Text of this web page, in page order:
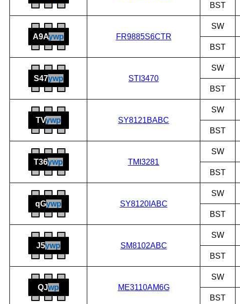
BST
A9Aywp FR9885S6CTR
SW
BST
S47ywp STI3470
SW
BST
TVywp SY8121BABC
SW
BST
T36ywp TMI3281
SW
BST
qGywp SY8120IABC
SW
BST
J5ywp SM8102ABC
SW
BST
QJwp ME3110AM6G
SW
BST